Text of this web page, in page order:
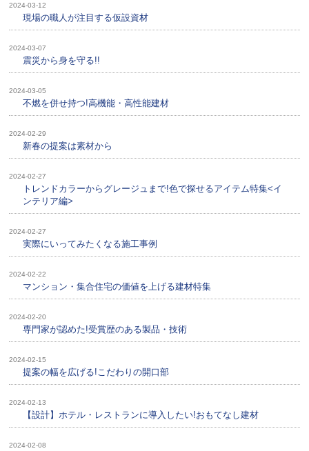
2024-03-12
現場の職人が注目する仮設資材
2024-03-07
震災から身を守る!!
2024-03-05
不燃を併せ持つ!高機能・高性能建材
2024-02-29
新春の提案は素材から
2024-02-27
トレンドカラーからグレージュまで!色で探せるアイテム特集<イ
ンテリア編>
2024-02-27
実際にいってみたくなる施工事例
2024-02-22
マンション・集合住宅の価値を上げる建材特集
2024-02-20
専門家が認めた!受賞歴のある製品・技術
2024-02-15
提案の幅を広げる!こだわりの開口部
2024-02-13
【設計】ホテル・レストランに導入したい!おもてなし建材
2024-02-08